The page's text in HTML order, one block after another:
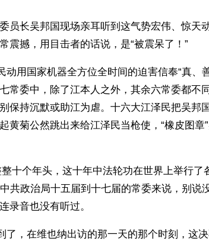
员长吴邦国现场亲耳听到这气势宏伟、惊天
震撼，用目击者的话说，是“被震呆了！”
动用国家机器全方位全时间的迫害信奉“真、
常委中，除了江本人之外，其余六常委都不
保持沉默或助江为虐。十六大江泽民把吴邦
黄菊公然跳出来给江泽民当枪使，“橡皮图章
十个年头，这十年中法轮功在世界上举行了
共政治局十五届到十七届的常委来说，别说
录音也没有听过。
了，在维也纳出访的那一天的那个时刻，这